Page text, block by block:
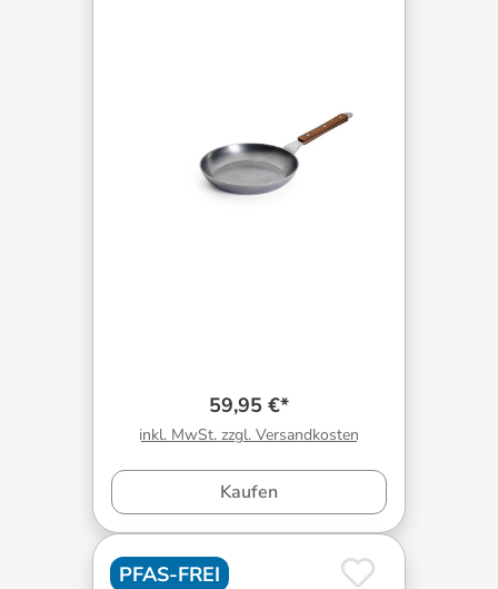
59,95 €*
inkl. MwSt. zzgl. Versandkosten
Kaufen
PFAS-FREI